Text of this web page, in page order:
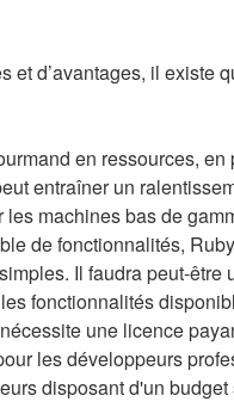
d’avantages, il existe
en ressources,
entraîner un
machines bas de
de fonctionnalités,
Il faudra peut-être
fonctionnalités
une licence
les développeurs
disposant d'un budget